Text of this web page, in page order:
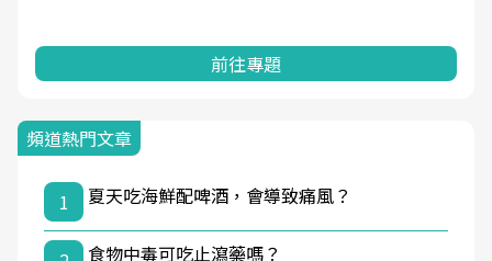
前往專題
頻道熱門文章
1 夏天吃海鮮配啤酒，會導致痛風？
食物中毒可吃止瀉藥嗎？